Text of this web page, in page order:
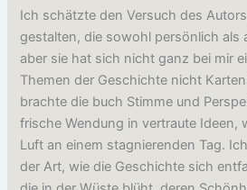
Ich schätzte den Versuch des
gestalten, die sowohl persönlich als
aber sie hat sich nicht ganz bei mir
Themen der Geschichte nicht
brachte die buch Stimme und
frische Wendung in vertraute Ideen,
Luft an einem stagnierenden Tag.
der Art, wie die Geschichte sich